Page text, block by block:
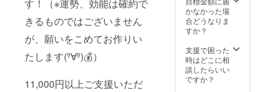
す！（※運勢、効能は確約で
きるものではございません
が、願いをこめてお作りい
たします(º∀º)💰）
11,000円以上ご支援いただ
かなかった場
合どうなりま
すか？
支援で困った
時はどこに相
談したらいい
ですか？